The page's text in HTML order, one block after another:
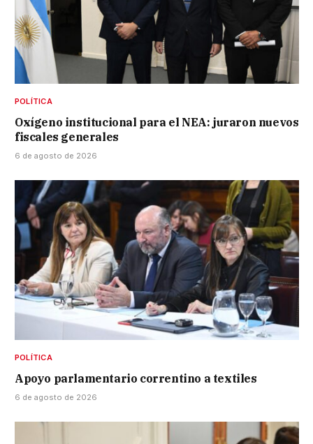
POLÍTICA
Oxígeno institucional para el NEA: juraron nuevos
fiscales generales
6 de agosto de 2026
POLÍTICA
Apoyo parlamentario correntino a textiles
6 de agosto de 2026